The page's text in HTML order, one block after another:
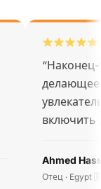
“
делающее
включить
Ahmed
Отец · Egypt